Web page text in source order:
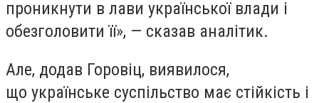
проникнути в лави української влади і
обезголовити її», — сказав аналітик.
Але, додав Горовіц, виявилося,
що українське суспільство має стійкість і